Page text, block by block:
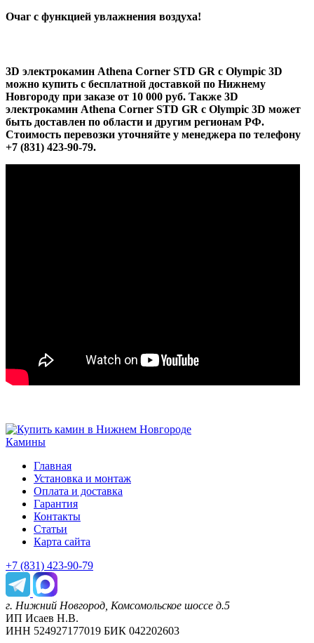
Очаг с функцией увлажнения воздуха!
3D электрокамин Athena Corner STD GR с Olympic 3D
можно купить с бесплатной доставкой по Нижнему
Новгороду при заказе от 10 000 руб. Также 3D
электрокамин Athena Corner STD GR с Olympic 3D может
быть доставлен по области и другим регионам РФ.
Стоимость перевозки уточняйте у менеджера по телефону
+7 (831) 423-90-79.
Камины
Главная
Установка и монтаж
Оплата и доставка
Гарантия
Контакты
Статьи
Карта сайта
+7 (831) 423-90-79
г. Нижний Новгород, Комсомольское шоссе д.5
ИП Исаев Н.В.
ИНН 524927177019 БИК 042202603